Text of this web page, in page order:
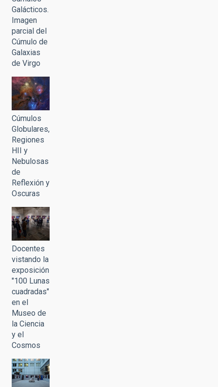
Galácticos.
Imagen
parcial del
Cúmulo de
Galaxias
de Virgo
Cúmulos
Globulares,
Regiones
HII y
Nebulosas
de
Reflexión y
Oscuras
Docentes
vistando la
exposición
"100 Lunas
cuadradas"
en el
Museo de
la Ciencia
y el
Cosmos